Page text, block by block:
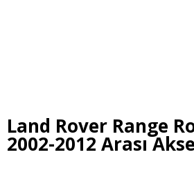
Land Rover Range
2002-2012 Arası